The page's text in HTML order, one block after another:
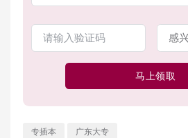
马上领取
专插本 广东大专